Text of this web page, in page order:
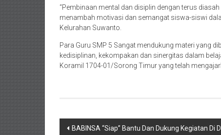
“Pembinaan mental dan disiplin dengan terus
menambah motivasi dan semangat siswa-siswi
Kelurahan Suwanto.
Para Guru SMP 5 Sangat mendukung materi yang
kedisiplinan, kekompakan dan sinergitas dalam
Koramil 1704-01/Sorong Timur yang telah
Post
BABINSA “Siap” Bantu Dan Dukung Kegiatan Di